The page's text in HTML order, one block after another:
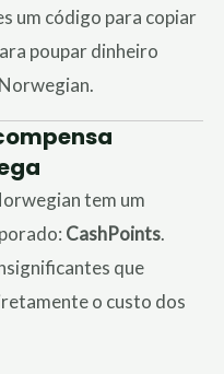
um código para copiar
poupar dinheiro
tem um
CashPoints.
que
o custo dos